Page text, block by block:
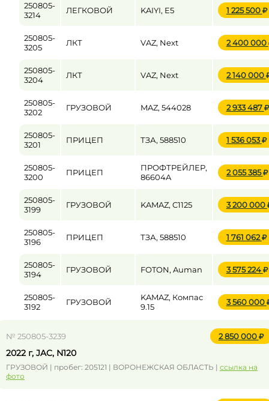
250805-
3214
ЛЕГКОВОЙ KAIYI, E5 1 225 500
250805-
3205
ЛКТ VAZ, Next 2 400 000
250805-
3204
ЛКТ VAZ, Next 2 140 000
250805-
3202
ГРУЗОВОЙ MAZ, 544028 2 933 487
250805-
3201
ПРИЦЕП ТЗА, 588510 1 536 053
250805-
3200
ПРИЦЕП
ПРОФТРЕЙЛЕР,
86604A
2 055 385
250805-
3199
ГРУЗОВОЙ KAMAZ, C1125 3 200 000
250805-
3196
ПРИЦЕП ТЗА, 588510 1 761 062
250805-
3194
ГРУЗОВОЙ FOTON, Auman 3 575 224
250805-
3192
ГРУЗОВОЙ
KAMAZ, Компас
9.15
3 560 000
№ 250805-3239 2 850 000
2022 г, JAC, N120
ГРУЗОВОЙ | пробег: 205121 | ВОРОНЕЖСКАЯ ОБЛАСТЬ | ссылка на
фото